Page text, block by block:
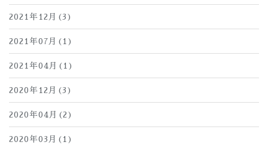
2021年12月(3)
2021年07月(1)
2021年04月(1)
2020年12月(3)
2020年04月(2)
2020年03月(1)